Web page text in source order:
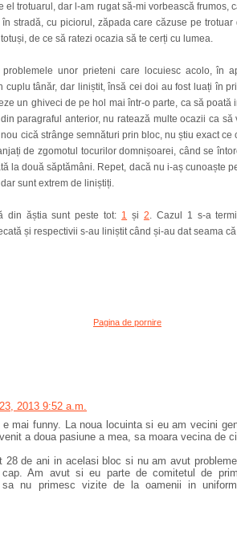
el trotuarul, dar l-am rugat să-mi vorbească frumos,
stradă, cu piciorul, zăpada care căzuse pe
de ce să ratezi ocazia să te cerți cu lumea.
unor prieteni care locuiesc acolo, în
cuplu tânăr, dar liniștit, însă cei doi au fost luați în
un ghiveci de pe hol mai într-o parte, ca să poată
paragraful anterior, nu ratează multe ocazii ca
cică strânge semnături prin bloc, nu știu exact ce
de zgomotul tocurilor domnișoarei, când se
la două săptămâni. Repet, dacă nu i-aș cunoaște
sunt extrem de liniștiți.
din ăștia sunt peste tot: 1 și 2. Cazul 1 s-a
și respectivii s-au liniștit când și-au dat seama
Pagina de pornire
2013 9:52 a.m.
e mai funny. La noua locuinta si eu am vecini
a doua pasiune a mea, sa moara vecina de
28 de ani in acelasi bloc si nu am avut
Am avut si eu parte de comitetul de
sa nu primesc vizite de la oamenii in